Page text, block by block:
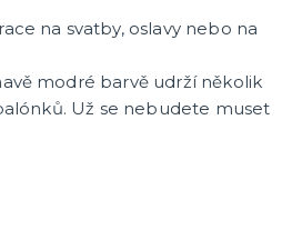
dortu
čelenky
na svatby, oslavy nebo na
modré barvě udrží několik
Už se nebudete muset